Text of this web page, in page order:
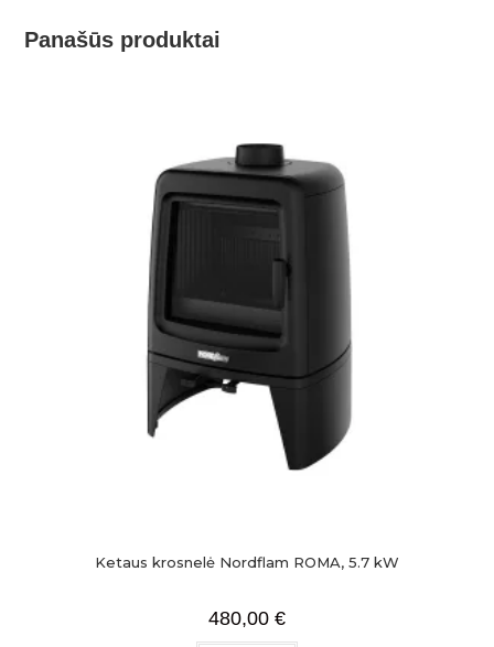
Panašūs produktai
Ketaus krosnelė Nordflam ROMA, 5.7 kW
480,00 €